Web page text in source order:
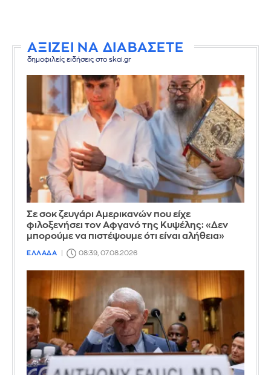
ΑΞΙΖΕΙ ΝΑ ΔΙΑΒΑΣΕΤΕ
δημοφιλείς ειδήσεις στο skai.gr
Σε σοκ ζευγάρι Αμερικανών που είχε
φιλοξενήσει τον Αφγανό της Κυψέλης: «Δεν
μπορούμε να πιστέψουμε ότι είναι αλήθεια»
ΕΛΛΑΔΑ 08:39, 07.08.2026